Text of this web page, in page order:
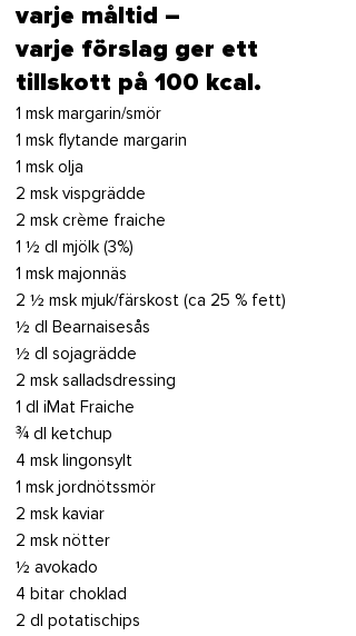
varje måltid –
varje förslag ger ett
tillskott på 100 kcal.
1 msk margarin/smör
1 msk flytande margarin
1 msk olja
2 msk vispgrädde
2 msk crème fraiche
1 ½ dl mjölk (3%)
1 msk majonnäs
2 ½ msk mjuk/färskost (ca 25 % fett)
½ dl Bearnaisesås
½ dl sojagrädde
2 msk salladsdressing
1 dl iMat Fraiche
¾ dl ketchup
4 msk lingonsylt
1 msk jordnötssmör
2 msk kaviar
2 msk nötter
½ avokado
4 bitar choklad
2 dl potatischips